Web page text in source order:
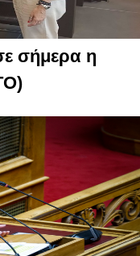
σήμερα η